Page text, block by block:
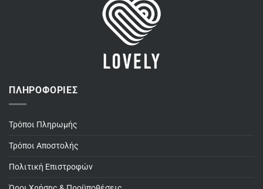
ΠΛΗΡΟΦΟΡΊΕΣ
Τρόποι Πληρωμής
Τρόποι Αποστολής
Πολιτική Επιστροφών